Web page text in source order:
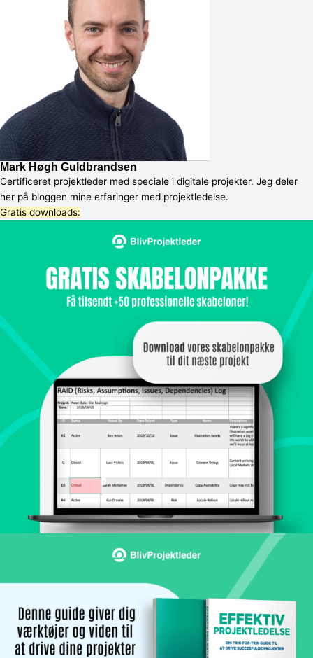
Mark Høgh Guldbrandsen
Certificeret projektleder med speciale i digitale projekter. Jeg deler
her på bloggen mine erfaringer med projektledelse.
Gratis downloads:​